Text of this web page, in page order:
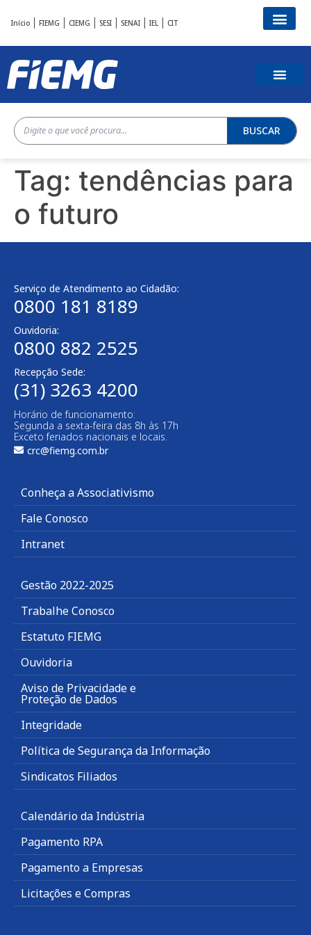
Início FIEMG CIEMG SESI SENAI IEL CIT
BUSCAR
Tag: tendências para
o futuro
Serviço de Atendimento ao Cidadão:
0800 181 8189
Ouvidoria:
0800 882 2525
Recepção Sede:
(31) 3263 4200
Horário de funcionamento:
Segunda a sexta-feira das 8h às 17h
Exceto feriados nacionais e locais.
crc@fiemg.com.br
Conheça a Associativismo
Fale Conosco
Intranet
Gestão 2022-2025
Trabalhe Conosco
Estatuto FIEMG
Ouvidoria
Aviso de Privacidade e
Proteção de Dados
Integridade
Política de Segurança da Informação
Sindicatos Filiados
Calendário da Indústria
Pagamento RPA
Pagamento a Empresas
Licitações e Compras